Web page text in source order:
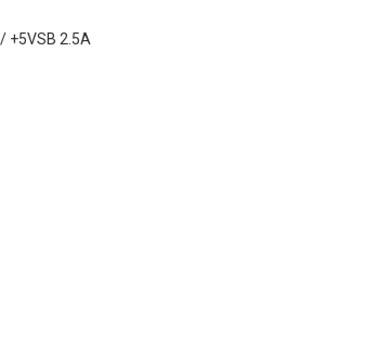
+5VSB 2.5A